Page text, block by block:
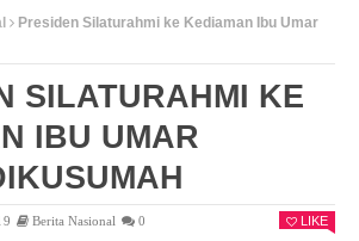
Presiden Silaturahmi ke Kediaman Ibu Umar
SILATURAHMI KE
IBU UMAR
Berita Nasional 0 LIKE